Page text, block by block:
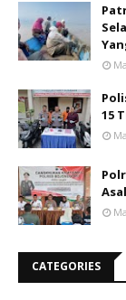
15
CATEGORIES